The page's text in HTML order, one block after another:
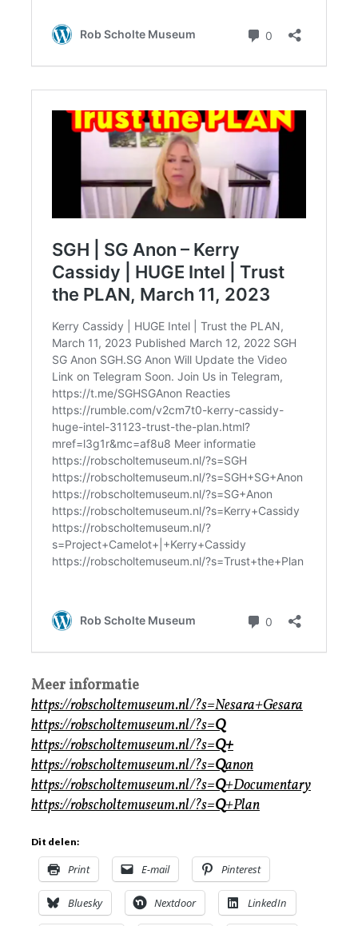
Meer informatie
https://robscholtemuseum.nl/?s=Nesara+Gesara
https://robscholtemuseum.nl/?s=Q
https://robscholtemuseum.nl/?s=Q+
https://robscholtemuseum.nl/?s=Qanon
https://robscholtemuseum.nl/?s=Q+Documentary
https://robscholtemuseum.nl/?s=Q+Plan
Dit delen:
Print E-mail Pinterest
Bluesky Nextdoor LinkedIn